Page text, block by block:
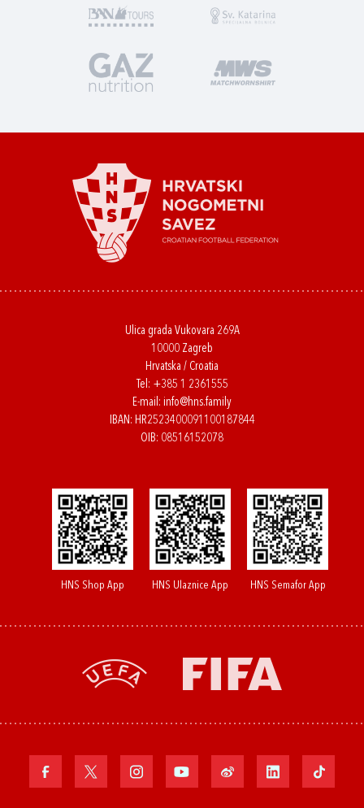
Ulica grada Vukovara 269A
10000 Zagreb
Hrvatska / Croatia
Tel: +385 1 2361555
E-mail: info@hns.family
IBAN: HR2523400091100187844
OIB: 08516152078
HNS Shop App HNS Ulaznice App HNS Semafor App